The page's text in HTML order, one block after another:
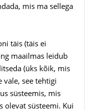
mis ma sellega
täis (täis ei
maailmas leidub
(üks kõik, mis
vale, see tehtigi
süsteemis, mis
olevat süsteemi. Kui